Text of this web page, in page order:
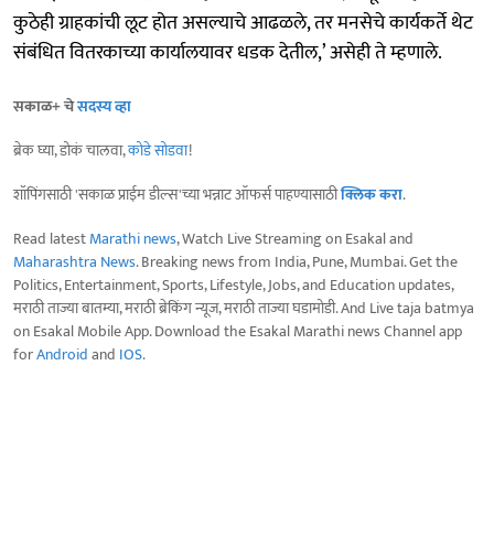
कुठेही ग्राहकांची लूट होत असल्याचे आढळले, तर मनसेचे कार्यकर्ते थेट
संबंधित वितरकाच्या कार्यालयावर धडक देतील,’ असेही ते म्हणाले.
सकाळ+ चेसदस्य व्हा
ब्रेक घ्या, डोकं चालवा,कोडे सोडवा!
शॉपिंगसाठी 'सकाळ प्राईम डील्स'च्या भन्नाट ऑफर्स पाहण्यासाठीक्लिक करा.
Read latestMarathi news, Watch Live Streaming on Esakal and
Maharashtra News. Breaking news from India, Pune, Mumbai. Get the
Politics, Entertainment, Sports, Lifestyle, Jobs, and Education updates,
मराठी ताज्या बातम्या, मराठी ब्रेकिंग न्यूज, मराठी ताज्या घडामोडी. And Live taja batmya
on Esakal Mobile App. Download the Esakal Marathi news Channel app
forAndroidand IOS.